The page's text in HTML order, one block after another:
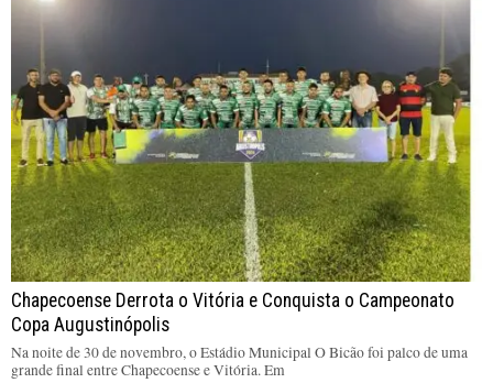
Chapecoense Derrota o Vitória e Conquista o Campeonato
Copa Augustinópolis
Na noite de 30 de novembro, o Estádio Municipal O Bicão foi palco de uma
grande final entre Chapecoense e Vitória. Em